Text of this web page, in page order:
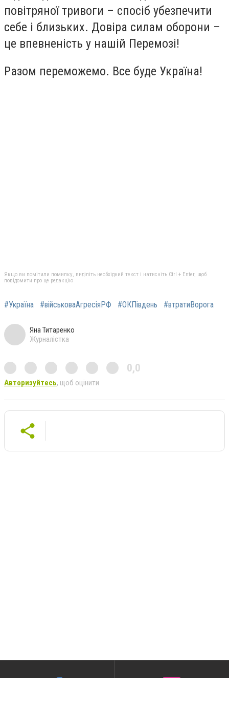
повітряної тривоги – спосіб убезпечити
себе і близьких. Довіра силам оборони –
це впевненість у нашій Перемозі!
Разом переможемо. Все буде Україна!
Якщо ви помітили помилку, виділіть необхідний текст і натисніть Ctrl + Enter, щоб
повідомити про це редакцію
#Україна #військоваАгресіяРФ #ОКПівдень #втратиВорога
Яна Титаренко
Журналістка
0,0
Авторизуйтесь, щоб оцінити